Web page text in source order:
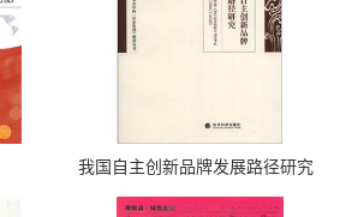
我国自主创新品牌发展路径研究